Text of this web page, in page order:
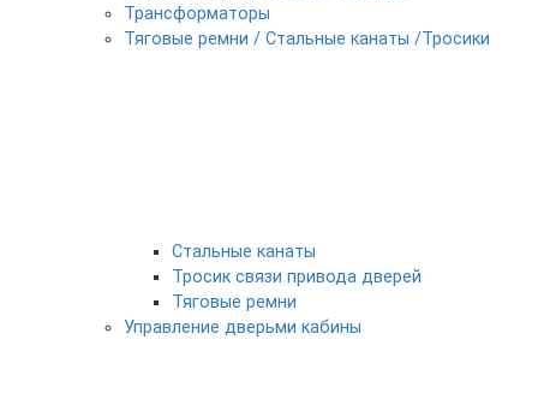
Трансформаторы
Тяговые ремни / Стальные канаты /Тросики
Стальные канаты
Тросик связи привода дверей
Тяговые ремни
Управление дверьми кабины